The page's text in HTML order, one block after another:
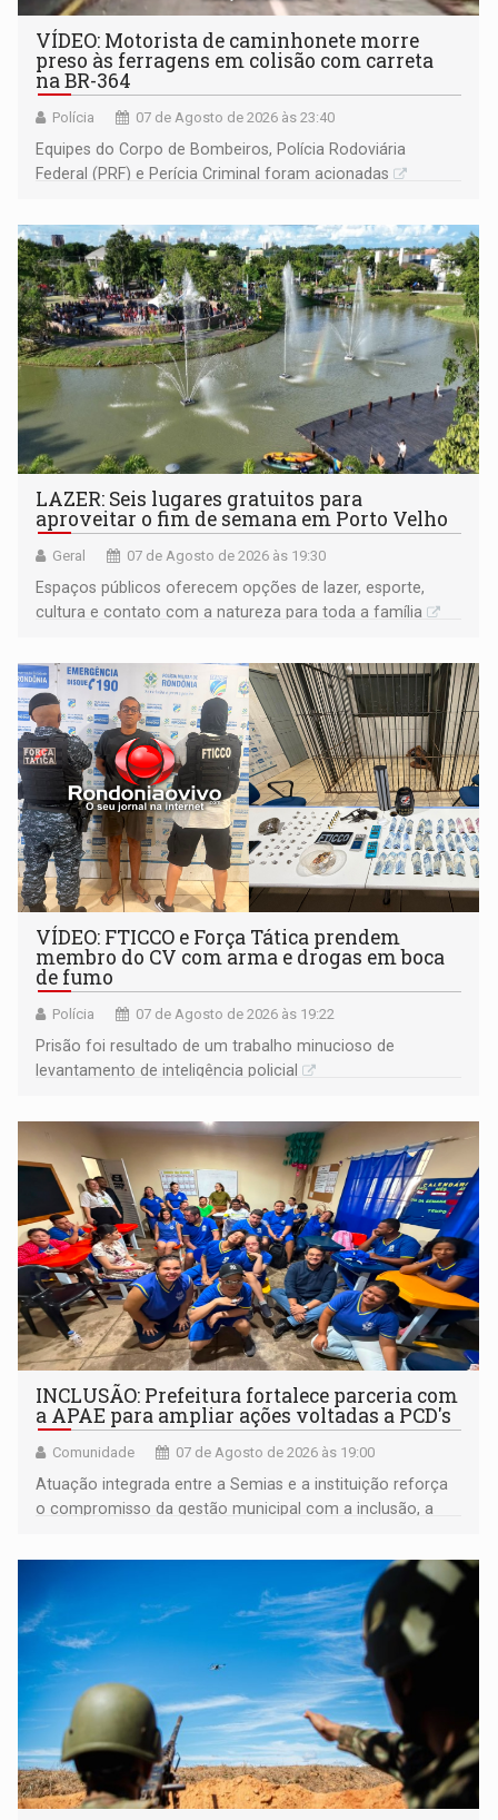
VÍDEO: Motorista de caminhonete morre
preso às ferragens em colisão com carreta
na BR-364
Polícia 07 de Agosto de 2026 às 23:40
Equipes do Corpo de Bombeiros, Polícia Rodoviária
Federal (PRF) e Perícia Criminal foram acionadas
LAZER: Seis lugares gratuitos para
aproveitar o fim de semana em Porto Velho
Geral 07 de Agosto de 2026 às 19:30
Espaços públicos oferecem opções de lazer, esporte,
cultura e contato com a natureza para toda a família
VÍDEO: FTICCO e Força Tática prendem
membro do CV com arma e drogas em boca
de fumo
Polícia 07 de Agosto de 2026 às 19:22
Prisão foi resultado de um trabalho minucioso de
levantamento de inteligência policial
INCLUSÃO: Prefeitura fortalece parceria com
a APAE para ampliar ações voltadas a PCD's
Comunidade 07 de Agosto de 2026 às 19:00
Atuação integrada entre a Semias e a instituição reforça
o compromisso da gestão municipal com a inclusão, a